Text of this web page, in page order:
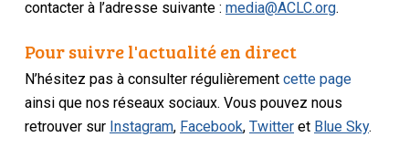
contacter à l’adresse suivante :media@ACLC.org.
Pour suivre l'actualité en direct
N’hésitez pas à consulter régulièrementcette page
ainsi que nos réseaux sociaux. Vous pouvez nous
retrouver sur Instagram, Facebook,Twitter et Blue Sky.